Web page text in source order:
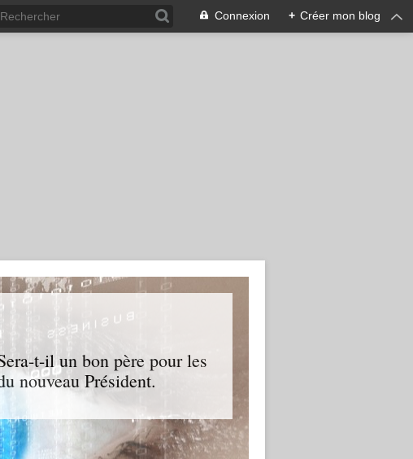
Connexion + Créer mon blog
t-il un bon père pour les
nouveau Président.